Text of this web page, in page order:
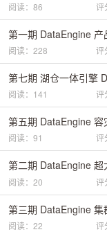
阅读：86 评
第一期 DataEngine 产
阅读：228 评
第七期 湖仓一体引擎
阅读：141 评
第五期 DataEngine
阅读：91 评
第二期 DataEngine
阅读：20 评
第三期 DataEngine
阅读：22 评